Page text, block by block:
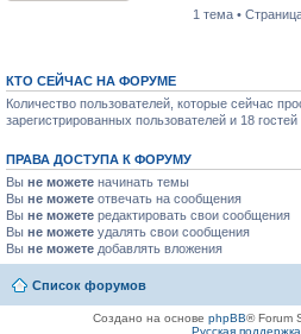
1 тема •
КТО СЕЙЧАС НА ФОРУМЕ
Количество пользователей, которые сейчас
зарегистрированных пользователей и 18 гостей
ПРАВА ДОСТУПА К ФОРУМУ
Вы не можете начинать темы
Вы не можете отвечать на сообщения
Вы не можете редактировать свои сообщения
Вы не можете удалять свои сообщения
Вы не можете добавлять вложения
Список форумов
Создано на основе phpBB® Forum
Русская